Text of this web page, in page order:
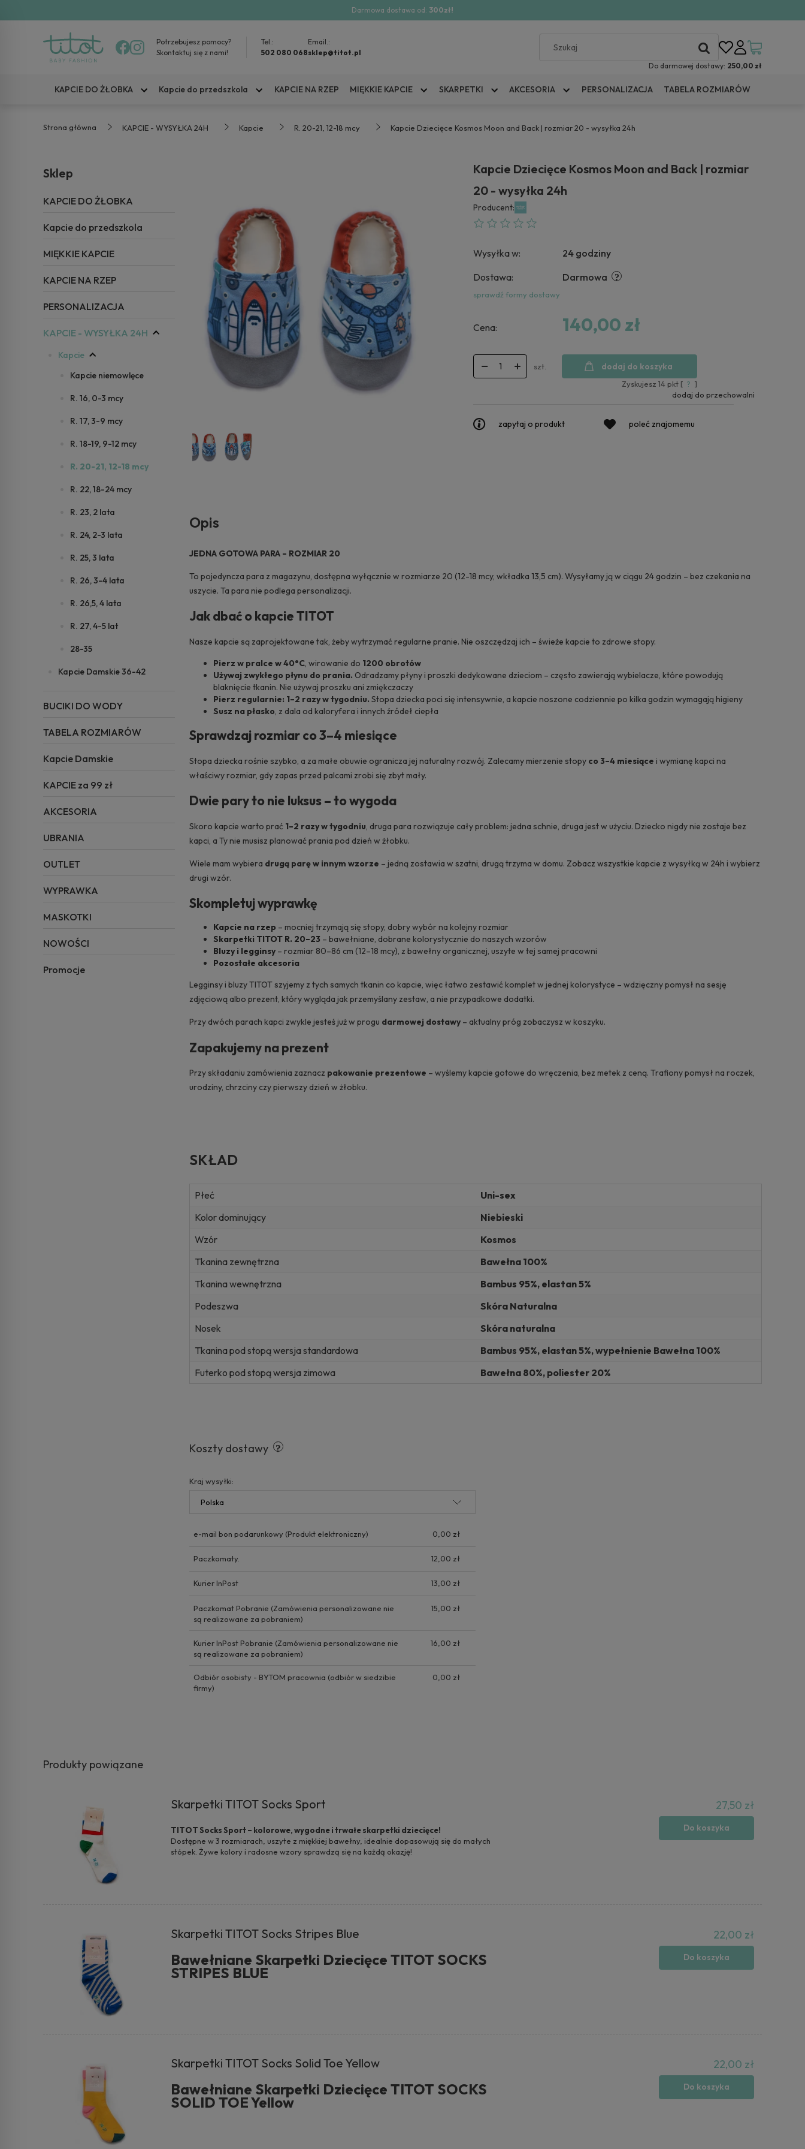
Darmowa dostawa od: 300zł!
Potrzebujesz pomocy?
Skontaktuj się z nami!
Tel.:
502 080 068
Email.:
sklep@titot.pl
Do darmowej dostawy: 250,00 zł
KAPCIE DO ŻŁOBKA Kapcie do przedszkola KAPCIE NA RZEP MIĘKKIE KAPCIE SKARPETKI AKCESORIA PERSONALIZACJA TABELA ROZMIARÓW
Strona główna KAPCIE - WYSYŁKA 24H Kapcie R. 20-21, 12-18 mcy Kapcie Dziecięce Kosmos Moon and Back | rozmiar 20 - wysyłka 24h
Sklep
KAPCIE DO ŻŁOBKA
Kapcie do przedszkola
MIĘKKIE KAPCIE
KAPCIE NA RZEP
PERSONALIZACJA
KAPCIE - WYSYŁKA 24H
Kapcie
Kapcie niemowlęce
R. 16, 0-3 mcy
R. 17, 3-9 mcy
R. 18-19, 9-12 mcy
R. 20-21, 12-18 mcy
R. 22, 18-24 mcy
R. 23, 2 lata
R. 24, 2-3 lata
R. 25, 3 lata
R. 26, 3-4 lata
R. 26,5, 4 lata
R. 27, 4-5 lat
28-35
Kapcie Damskie 36-42
BUCIKI DO WODY
TABELA ROZMIARÓW
Kapcie Damskie
KAPCIE za 99 zł
AKCESORIA
UBRANIA
OUTLET
WYPRAWKA
MASKOTKI
NOWOŚCI
Promocje
Kapcie Dziecięce Kosmos Moon and Back | rozmiar
20 - wysyłka 24h
Producent:
Wysyłka w:
24 godziny
Dostawa:
Darmowa
sprawdź formy dostawy
Cena: 140,00 zł
szt. dodaj do koszyka
Zyskujesz 14 pkt [ ? ]
dodaj do przechowalni
zapytaj o produkt poleć znajomemu
Opis
JEDNA GOTOWA PARA – ROZMIAR 20
To pojedyncza para z magazynu, dostępna wyłącznie w rozmiarze 20 (12-18 mcy, wkładka 13,5 cm). Wysyłamy ją w ciągu 24 godzin – bez czekania na
uszycie. Ta para nie podlega personalizacji.
Jak dbać o kapcie TITOT
Nasze kapcie są zaprojektowane tak, żeby wytrzymać regularne pranie. Nie oszczędzaj ich – świeże kapcie to zdrowe stopy.
Pierz w pralce w 40°C, wirowanie do 1200 obrotów
Używaj zwykłego płynu do prania. Odradzamy płyny i proszki dedykowane dzieciom – często zawierają wybielacze, które powodują
blaknięcie tkanin. Nie używaj proszku ani zmiękczaczy
Pierz regularnie: 1–2 razy w tygodniu. Stopa dziecka poci się intensywnie, a kapcie noszone codziennie po kilka godzin wymagają higieny
Susz na płasko, z dala od kaloryfera i innych źródeł ciepła
Sprawdzaj rozmiar co 3–4 miesiące
Stopa dziecka rośnie szybko, a za małe obuwie ogranicza jej naturalny rozwój. Zalecamy mierzenie stopy co 3–4 miesiące i wymianę kapci na
właściwy rozmiar, gdy zapas przed palcami zrobi się zbyt mały.
Dwie pary to nie luksus – to wygoda
Skoro kapcie warto prać 1–2 razy w tygodniu , druga para rozwiązuje cały problem: jedna schnie, druga jest w użyciu. Dziecko nigdy nie zostaje bez
kapci, a Ty nie musisz planować prania pod dzień w żłobku.
Wiele mam wybiera drugą parę w innym wzorze – jedną zostawia w szatni, drugą trzyma w domu. Zobacz wszystkie kapcie z wysyłką w 24h i wybierz
drugi wzór.
Skompletuj wyprawkę
Kapcie na rzep – mocniej trzymają się stopy, dobry wybór na kolejny rozmiar
Skarpetki TITOT R. 20–23 – bawełniane, dobrane kolorystycznie do naszych wzorów
Bluzy i legginsy – rozmiar 80–86 cm (12–18 mcy), z bawełny organicznej, uszyte w tej samej pracowni
Pozostałe akcesoria
Legginsy i bluzy TITOT szyjemy z tych samych tkanin co kapcie, więc łatwo zestawić komplet w jednej kolorystyce – wdzięczny pomysł na sesję
zdjęciową albo prezent, który wygląda jak przemyślany zestaw, a nie przypadkowe dodatki.
Przy dwóch parach kapci zwykle jesteś już w progu darmowej dostawy – aktualny próg zobaczysz w koszyku.
Zapakujemy na prezent
Przy składaniu zamówienia zaznacz pakowanie prezentowe – wyślemy kapcie gotowe do wręczenia, bez metek z ceną. Trafiony pomysł na roczek,
urodziny, chrzciny czy pierwszy dzień w żłobku.
SKŁAD
Płeć
Uni-sex
Kolor dominujący
Niebieski
Wzór
Kosmos
Tkanina zewnętrzna
Bawełna 100%
Tkanina wewnętrzna
Bambus 95%, elastan 5%
Podeszwa
Skóra Naturalna
Nosek
Skóra naturalna
Tkanina pod stopą wersja standardowa
Bambus 95%, elastan 5%, wypełnienie Bawełna 100%
Futerko pod stopą wersja zimowa
Bawełna 80%, poliester 20%
Koszty dostawy
Kraj wysyłki:
e-mail bon podarunkowy (Produkt elektroniczny) 0,00 zł
Paczkomaty. 12,00 zł
Kurier InPost 13,00 zł
Paczkomat Pobranie (Zamówienia personalizowane nie
są realizowane za pobraniem)
15,00 zł
Kurier InPost Pobranie (Zamówienia personalizowane nie
są realizowane za pobraniem)
16,00 zł
Odbiór osobisty - BYTOM pracownia (odbiór w siedzibie
firmy)
0,00 zł
Produkty powiązane
Skarpetki TITOT Socks Sport
TITOT Socks Sport – kolorowe, wygodne i trwałe skarpetki dziecięce!
Dostępne w 3 rozmiarach, uszyte z miękkiej bawełny, idealnie dopasowują się do małych
stópek. Żywe kolory i radosne wzory sprawdzą się na każdą okazję!
27,50 zł
Do koszyka
Skarpetki TITOT Socks Stripes Blue
Bawełniane Skarpetki Dziecięce TITOT SOCKS
STRIPES BLUE
22,00 zł
Do koszyka
Skarpetki TITOT Socks Solid Toe Yellow
Bawełniane Skarpetki Dziecięce TITOT SOCKS
SOLID TOE Yellow
22,00 zł
Do koszyka